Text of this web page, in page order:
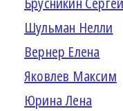
Шульман Нелли
Вернер Елена
Яковлев Максим
Юрина Лена